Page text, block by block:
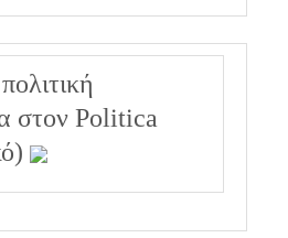
στον Politica